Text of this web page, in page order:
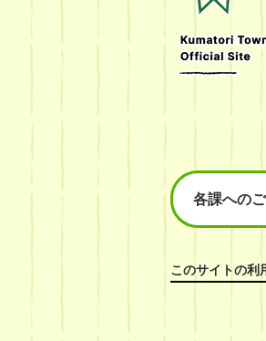
Town
Official
Site
各課への
このサイトの利